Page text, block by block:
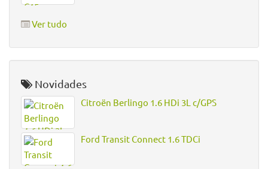
Ver tudo
Novidades
Citroën Berlingo 1.6 HDi 3L c/GPS
Ford Transit Connect 1.6 TDCi